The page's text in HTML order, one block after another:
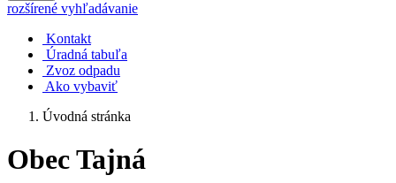
rozšírené vyhľadávanie
Kontakt
Úradná tabuľa
Zvoz odpadu
Ako vybaviť
Úvodná stránka
Obec Tajná